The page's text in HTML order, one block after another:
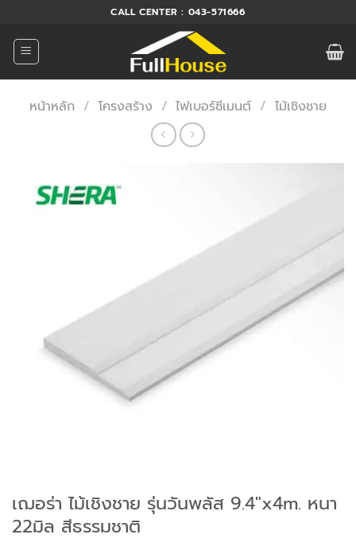
ยัง
เนื้อหา
CALL CENTER : 043-571666
หน้าหลัก / โครงสร้าง / ไฟเบอร์ซีเมนต์ / ไม้เชิงชาย
เฌอร่า ไม้เชิงชาย รุ่นวันพลัส 9.4″x4m. หนา
22มิล สีธรรมชาติ